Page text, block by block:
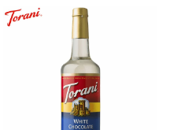
ド ギフト プレゼント 男性 人気
おしゃれ ラッピング対応 誕生日
お礼 お返し お祝い 贈答品 ノベ